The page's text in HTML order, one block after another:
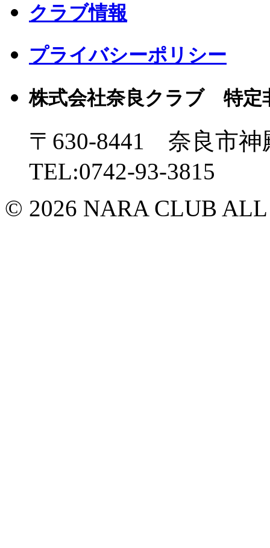
クラブ情報
プライバシーポリシー
株式会社奈良クラブ 特定
〒630-8441 奈良市
TEL:0742-93-3815
© 2026 NARA CLUB ALL